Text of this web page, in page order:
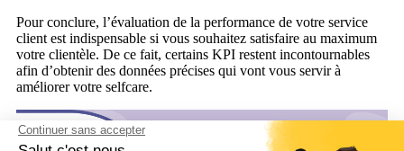
Pour conclure, l’évaluation de la performance de votre service
client est indispensable si vous souhaitez satisfaire au maximum
votre clientèle. De ce fait, certains KPI restent incontournables
afin d’obtenir des données précises qui vont vous servir à
améliorer votre selfcare.